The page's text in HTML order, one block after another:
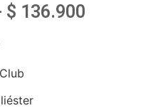
$ 136.900